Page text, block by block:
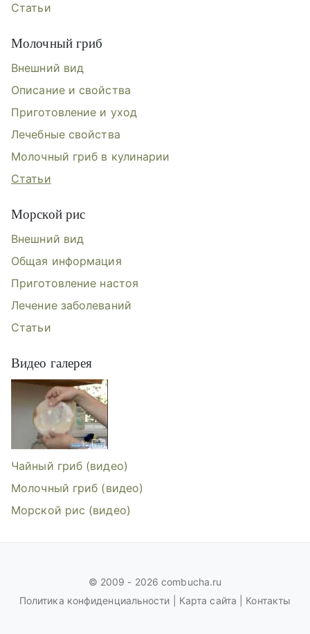
Статьи
Молочный гриб
Внешний вид
Описание и свойства
Приготовление и уход
Лечебные свойства
Молочный гриб в кулинарии
Статьи
Морской рис
Внешний вид
Общая информация
Приготовление настоя
Лечение заболеваний
Статьи
Видео галерея
Видеогалерея: Чайный гриб,
Чайный гриб (видео)
Молочный гриб (видео)
Морской рис (видео)
© 2009 - 2026 combucha.ru
Политика конфиденциальности
Карта сайта Контакты